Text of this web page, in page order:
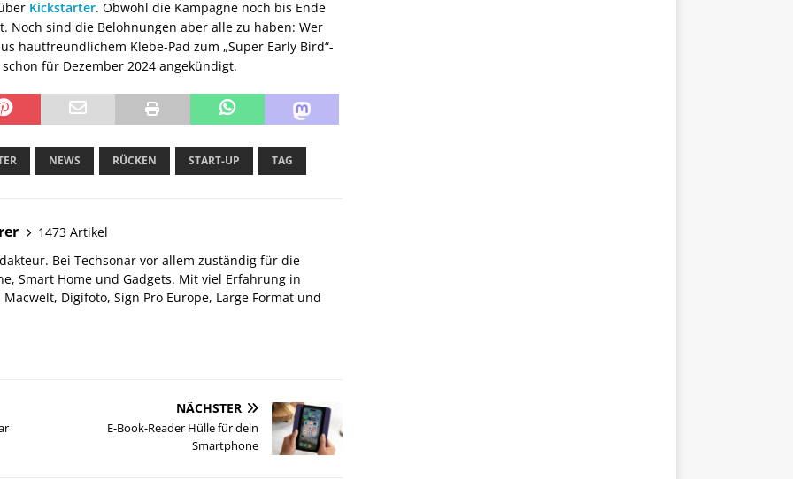
Kickstarter. Obwohl die Kampagne noch bis Ende
Noch sind die Belohnungen aber alle zu haben: Wer
hautfreundlichem Klebe-Pad zum „Super Early Bird“-
für Dezember 2024 angekündigt.
NEWS RÜCKEN START-UP TAG
1473 Artikel
Bei Techsonar vor allem zuständig für die
Smart Home und Gadgets. Mit viel Erfahrung in
Macwelt, Digifoto, Sign Pro Europe, Large Format und
NÄCHSTER
E-Book-Reader Hülle für dein
Smartphone